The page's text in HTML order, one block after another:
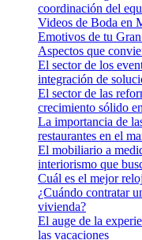
coordinación del
Videos de Boda en
Emotivos de tu
Aspectos que
El sector de los
integración de
El sector de las
crecimiento sólido
La importancia de
restaurantes en el
El mobiliario a
interiorismo que
Cuál es el mejor
¿Cuándo contratar
vivienda?
El auge de la
las vacaciones